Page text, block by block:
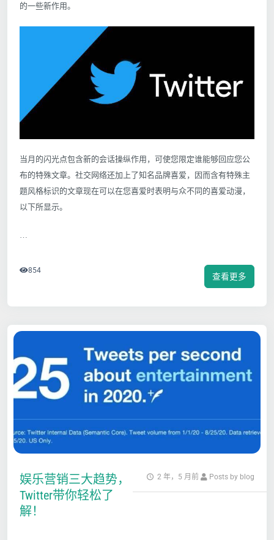
的一些新作用。
当月的闪光点包含新的会话操纵作用，可使您限定谁能够回应您公
布的特殊文章。社交网络还加上了知名品牌喜爱，因而含有特殊主
题风格标识的文章现在可以在您喜爱时表明与众不同的喜爱动漫，
以下所显示。
查看更多
854
2 年，5 月前 Posts by blog
娱乐营销三大趋势，
Twitter带你轻松了
解！